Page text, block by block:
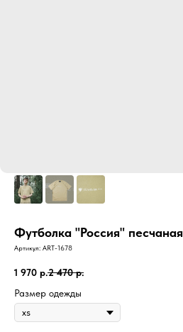
Футболка "Россия" песчаная
Артикул: ART-1678
1 970 р.2 470 р.
Размер одежды